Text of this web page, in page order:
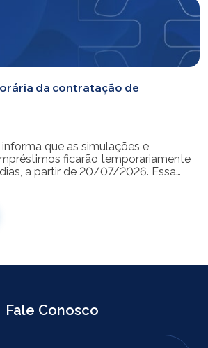
da contratação de
que as simulações e
ficarão temporariamente
a partir de 20/07/2026. Essa
ou contratar empréstimos
pela CBS Previdência.
os participantes que […]
Fale Conosco